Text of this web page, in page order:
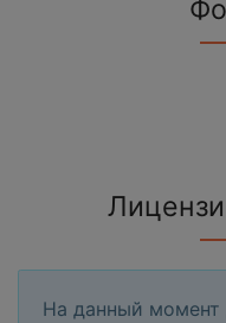
На данный момент